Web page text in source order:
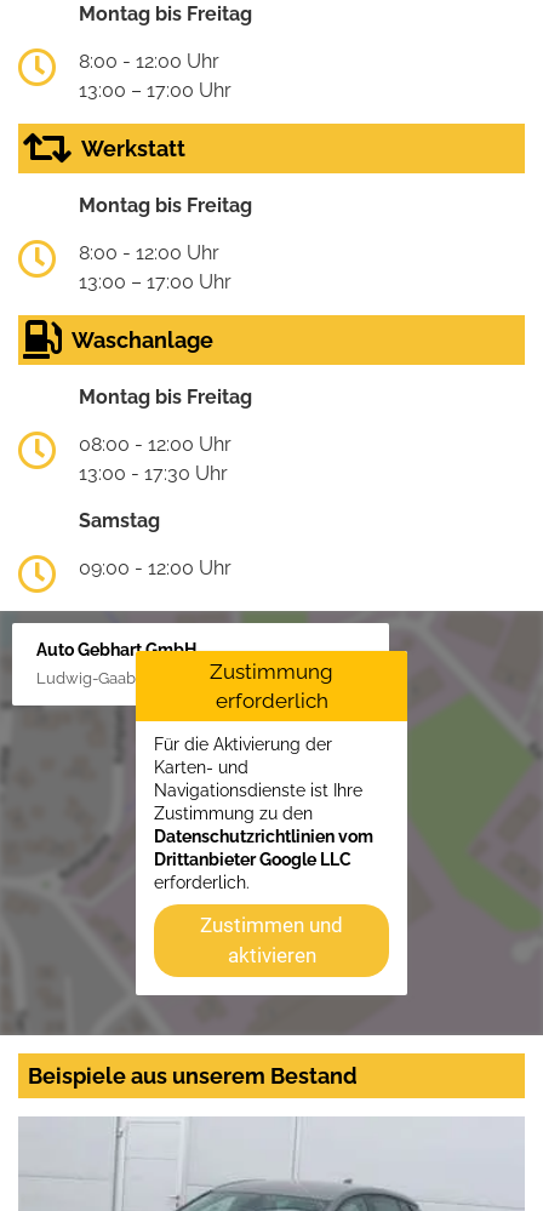
Montag bis Freitag
8:00 - 12:00 Uhr
13:00 – 17:00 Uhr
Werkstatt
Montag bis Freitag
8:00 - 12:00 Uhr
13:00 – 17:00 Uhr
Waschanlage
Montag bis Freitag
08:00 - 12:00 Uhr
13:00 - 17:30 Uhr
Samstag
09:00 - 12:00 Uhr
Auto Gebhart GmbH
Ludwig-Gaab-Str. 4, 88427 Bad Schussenried
Zustimmung
erforderlich
Für die Aktivierung der
Karten- und
Navigationsdienste ist Ihre
Zustimmung zu den
Datenschutzrichtlinien vom
Drittanbieter Google LLC
erforderlich.
Zustimmen und
aktivieren
Beispiele aus unserem Bestand